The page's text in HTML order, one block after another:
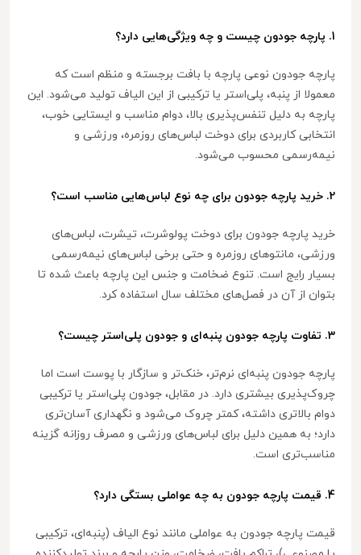
1. پارچه جودون چیست و چه ویژگی‌هایی دارد؟
پارچه جودون نوعی پارچه با بافت برجسته و منظم است که
معمولا از پنبه، پلی‌استر یا ترکیبی از این الیاف تولید می‌شود. این
پارچه به دلیل تنفس‌پذیری بالا، دوام مناسب و ایستایی خوب،
انتخابی کاربردی برای دوخت لباس‌های روزمره، ورزشی و
نیمه‌رسمی محسوب می‌شود.
2. خرید پارچه جودون برای چه نوع لباس‌هایی مناسب است؟
خرید پارچه جودون برای دوخت پولوشرت، تیشرت، لباس‌های
ورزشی، مانتوهای روزمره و حتی برخی لباس‌های نیمه‌رسمی
بسیار رایج است. تنوع ضخامت و جنس این پارچه باعث شده تا
بتوان از آن در فصل‌های مختلف سال استفاده کرد.
3. تفاوت پارچه جودون پنبه‌ای و جودون پلی‌استر چیست؟
پارچه جودون پنبه‌ای نرم‌تر، خنک‌تر و سازگار با پوست است اما
چروک‌پذیری بیشتری دارد. در مقابل، جودون پلی‌استر یا ترکیبی
دوام بالاتری داشته، کمتر چروک می‌شود و نگهداری آسان‌تری
دارد؛ به همین دلیل برای لباس‌های ورزشی و مصرف روزانه گزینه
مناسب‌تری است.
4. قیمت پارچه جودون به چه عواملی بستگی دارد؟
قیمت پارچه جودون به عواملی مانند نوع الیاف (پنبه‌ای، ترکیبی